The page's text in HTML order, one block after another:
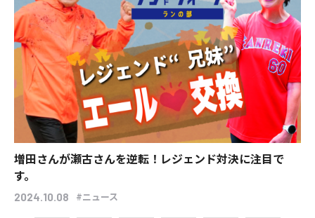
増田さんが瀬古さんを逆転！レジェンド対決に注目で
す。
2024.10.08 #ニュース